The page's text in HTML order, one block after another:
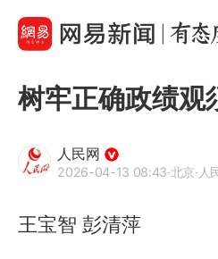
树牢正确政绩观
人民网
2026-04-13 08:43·北京·人
王宝智 彭清萍